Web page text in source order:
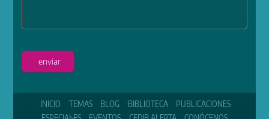
enviar
INICIO TEMAS BLOG BIBLIOTECA
PUBLICACIONES